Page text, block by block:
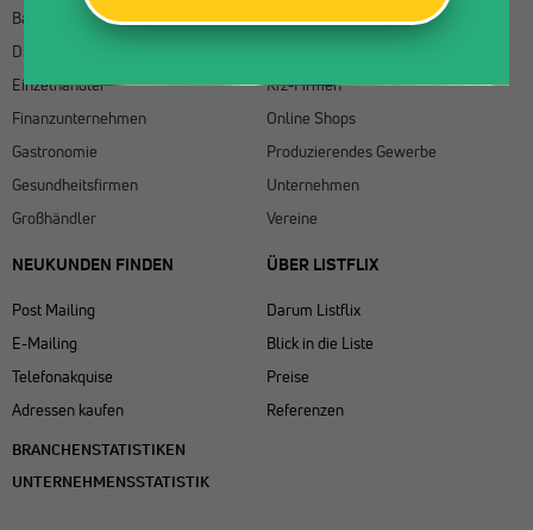
Bauunternehmen
Dienstleistungsunternehmen
Einzelhändler
Finanzunternehmen
Gastronomie
Gesundheitsfirmen
Großhändler
Hotels
Kfz-Firmen
Online Shops
Produzierendes Gewerbe
Unternehmen
Vereine
NEUKUNDEN FINDEN
Post Mailing
E-Mailing
Telefonakquise
Adressen kaufen
BRANCHENSTATISTIKEN
UNTERNEHMENSSTATISTIK
ÜBER LISTFLIX​
Darum Listflix
Blick in die Liste
Preise
Referenzen